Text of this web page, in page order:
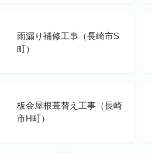
雨漏り補修工事（長崎市S
町）
板金屋根葺替え工事（長崎
市H町）